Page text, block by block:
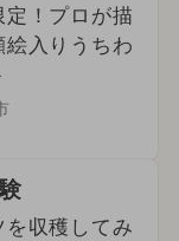
！プロが描
絵入りうちわ
収穫してみ